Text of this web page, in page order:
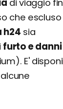
di viaggio
che escluso
h24 sia
furto e
E'